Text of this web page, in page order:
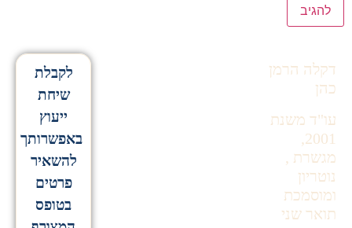
דקלה הרמן
כהן
עו"ד משנת
2001,
מגשרת ,
נוטריון
ומוסמכת
תואר שני
לקבלת
שיחת
ייעוץ
באפשרותך
להשאיר
פרטים
בטופס